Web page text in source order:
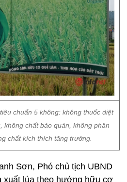
chuẩn 5 không: không thuốc diệt
không chất bảo quản, không phân
chất kích thích tăng trưởng.
Sơn, Phó chủ tịch UBND
xuất lúa theo hướng hữu cơ